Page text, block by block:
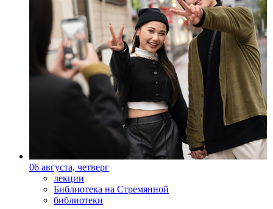
06 августа, четверг
лекции
Библиотека на Стремянной
библиотеки